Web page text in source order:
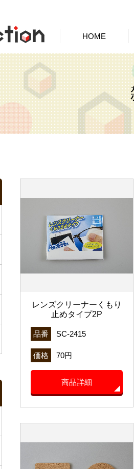
HOME
レンズクリーナーくもり
止めタイプ2P
品番 SC-2415
価格 70円
商品詳細